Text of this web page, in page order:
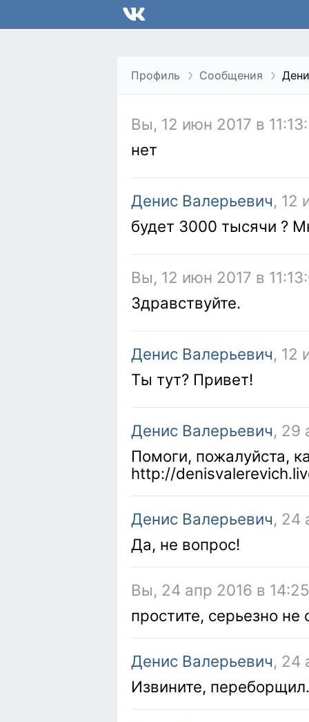
Профиль Сообщения
Вы, 12 июн 2017 в
нет
Денис Валерьевич, 12
будет 3000 тысячи ?
Вы, 12 июн 2017 в
Здравствуйте.
Денис Валерьевич, 12
Ты тут? Привет!
Денис Валерьевич, 29
Помоги, пожалуйста,
http://
Денис Валерьевич, 24
Да, не вопрос!
Вы, 24 апр 2016 в
простите, серьезно
Денис Валерьевич, 24
Извините, переборщил.